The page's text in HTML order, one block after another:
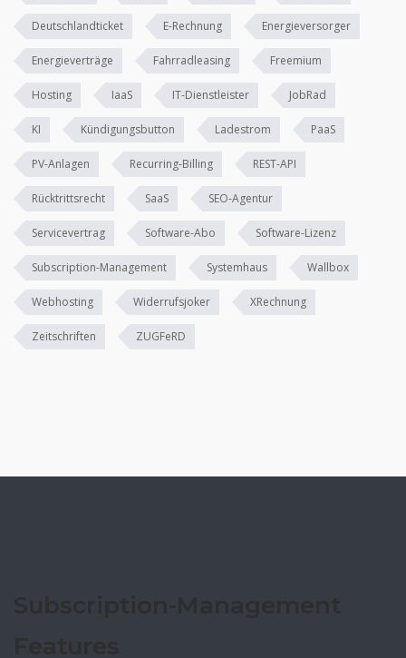
Deutschlandticket E-Rechnung Energieversorger
Energieverträge Fahrradleasing Freemium
Hosting IaaS IT-Dienstleister JobRad
KI Kündigungsbutton Ladestrom PaaS
PV-Anlagen Recurring-Billing REST-API
Rücktrittsrecht SaaS SEO-Agentur
Servicevertrag Software-Abo Software-Lizenz
Subscription-Management Systemhaus Wallbox
Webhosting Widerrufsjoker XRechnung
Zeitschriften ZUGFeRD